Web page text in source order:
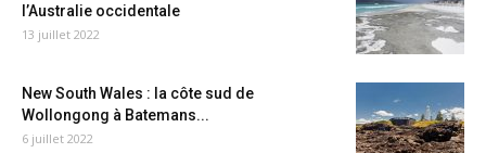
l’Australie occidentale
13 juillet 2022
New South Wales : la côte sud de
Wollongong à Batemans...
6 juillet 2022